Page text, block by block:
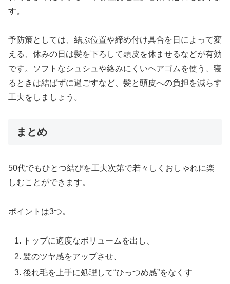
す。
予防策としては、結ぶ位置や締め付け具合を日によって変
える、休みの日は髪を下ろして頭皮を休ませるなどが有効
です。ソフトなシュシュや絡みにくいヘアゴムを使う、寝
るときは結ばずに過ごすなど、髪と頭皮への負担を減らす
工夫をしましょう。
まとめ
50代でもひとつ結びを工夫次第で若々しくおしゃれに楽
しむことができます。
ポイントは3つ。
トップに適度なボリュームを出し、
髪のツヤ感をアップさせ、
後れ毛を上手に処理して“ひっつめ感”をなくす